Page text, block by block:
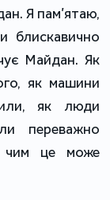
Я пам’ятаю,
блискавично
Майдан. Як
як машини
як люди
переважно
чим це може